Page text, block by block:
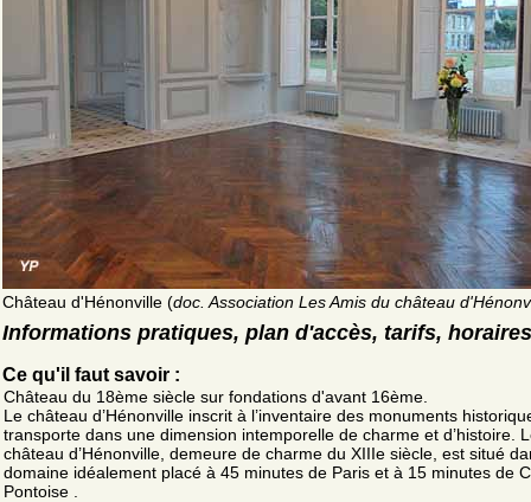
Château d'Hénonville (doc. Association Les Amis du château
Informations pratiques, plan d'accès, tarifs, horaires
Ce qu'il faut savoir :
Château du 18ème siècle sur fondations d'avant 16ème.
Le château d’Hénonville inscrit à l’inventaire des monuments
transporte dans une dimension intemporelle de charme et d’histoire.
château d’Hénonville, demeure de charme du XIIIe siècle, est situé
domaine idéalement placé à 45 minutes de Paris et à 15 minutes de
Pontoise .